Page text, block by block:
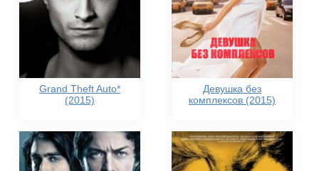
Grand Theft Auto*
(2015)
Девушка без
комплексов (2015)